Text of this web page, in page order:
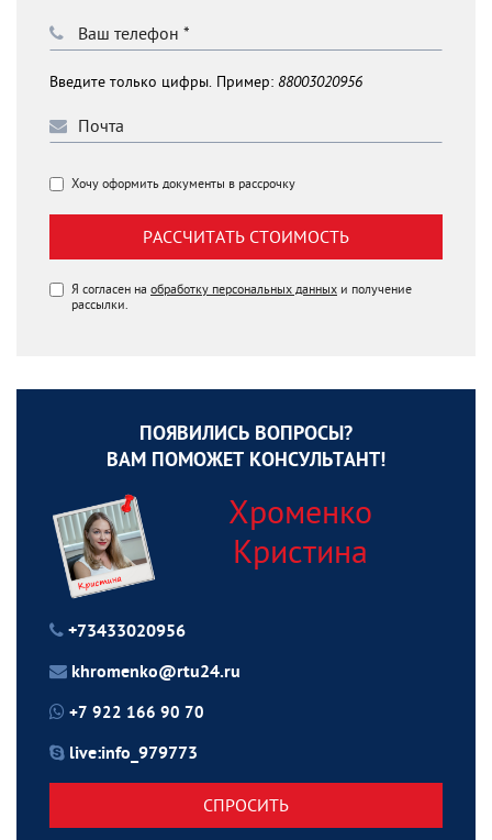
Введите только цифры. Пример: 88003020956
Хочу оформить документы в рассрочку
РАССЧИТАТЬ СТОИМОСТЬ
Я согласен на обработку персональных данных и получение
рассылки.
ПОЯВИЛИСЬ ВОПРОСЫ?
ВАМ ПОМОЖЕТ КОНСУЛЬТАНТ!
Хроменко
Кристина
+73433020956
khromenko@rtu24.ru
+7 922 166 90 70
live:info_979773
СПРОСИТЬ